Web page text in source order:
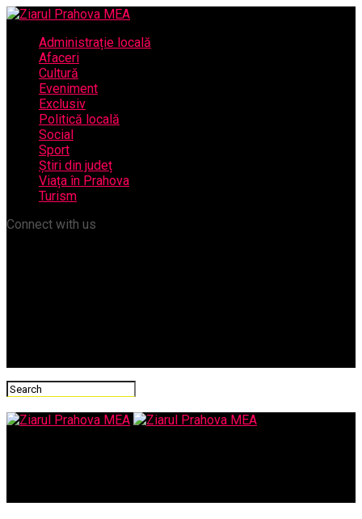
Administrație locală
Afaceri
Cultură
Eveniment
Exclusiv
Politică locală
Social
Sport
Știri din județ
Viața în Prahova
Turism
Connect with us